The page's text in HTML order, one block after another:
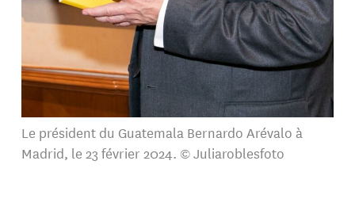
Le président du Guatemala Bernardo Arévalo à
Madrid, le 23 février 2024. © Juliaroblesfoto